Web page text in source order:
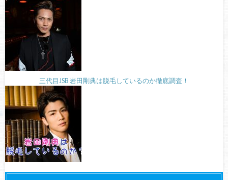
三代目JSB 岩田剛典は脱毛しているのか徹底調査！